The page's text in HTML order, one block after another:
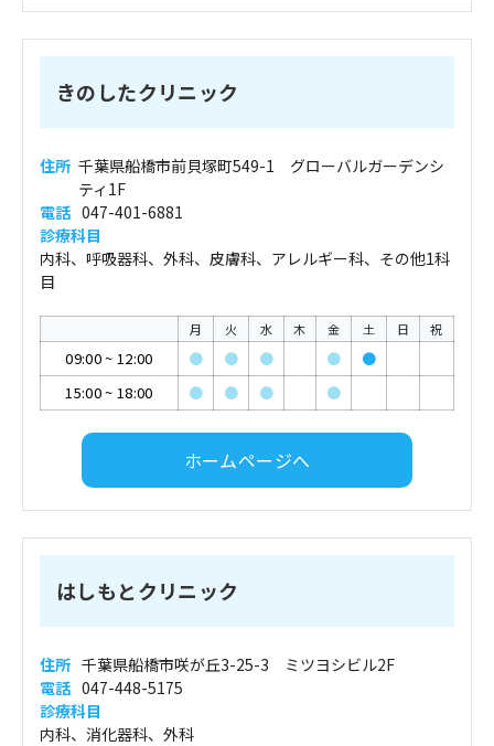
きのしたクリニック
住所 千葉県船橋市前貝塚町549-1 グローバルガーデンシ
ティ1F
電話 047-401-6881
診療科目
内科、呼吸器科、外科、皮膚科、アレルギー科、その他1科
目
月 火 水 木 金 土 日 祝
09:00~ 12:00 ● ● ● ●
●
15:00~ 18:00 ● ● ● ●
ホームページへ
はしもとクリニック
住所 千葉県船橋市咲が丘3-25-3 ミツヨシビル2F
電話 047-448-5175
診療科目
内科、消化器科、外科